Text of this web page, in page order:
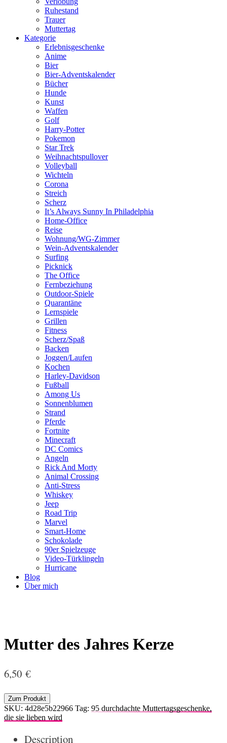
Ruhestand
Trauer
Muttertag
Kategorie
Erlebnisgeschenke
Anime
Bier
Bier-Adventskalender
Bücher
Hunde
Kunst
Waffen
Golf
Harry-Potter
Pokemon
Star Trek
Weihnachtspullover
Volleyball
Wichteln
Corona
Streich
Scherz
It’s Always Sunny In Philadelphia
Home-Office
Reise
Wohnung/WG-Zimmer
Wein-Adventskalender
Surfing
Picknick
The Office
Fernbeziehung
Outdoor-Spiele
Quarantäne
Lernspiele
Grillen
Fitness
Scherz/Spaß
Backen
Joggen/Laufen
Kochen
Harley-Davidson
Fußball
Among Us
Sonnenblumen
Strand
Pferde
Fortnite
Minecraft
DC Comics
Angeln
Rick And Morty
Animal Crossing
Anti-Stress
Whiskey
Jeep
Road Trip
Marvel
Smart-Home
Schokolade
90er Spielzeuge
Video-Türklingeln
Hurricane
Blog
Über mich
Mutter des Jahres Kerze
6,50 €
Zum Produkt
SKU: 4d28e5b22966 Tag: 95 durchdachte Muttertagsgeschenke,
die sie lieben wird
Description